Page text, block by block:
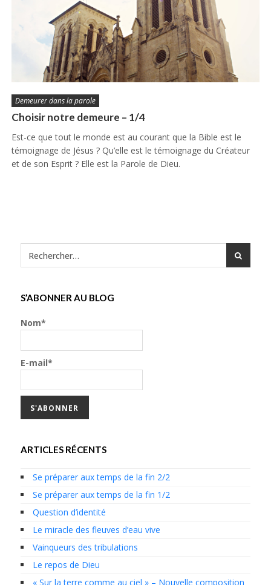
Demeurer dans la parole
Choisir notre demeure – 1/4
Est-ce que tout le monde est au courant que la Bible est le
témoignage de Jésus ? Qu’elle est le témoignage du Créateur
et de son Esprit ? Elle est la Parole de Dieu.
S’ABONNER AU BLOG
Nom*
E-mail*
ARTICLES RÉCENTS
Se préparer aux temps de la fin 2/2
Se préparer aux temps de la fin 1/2
Question d’identité
Le miracle des fleuves d’eau vive
Vainqueurs des tribulations
Le repos de Dieu
« Sur la terre comme au ciel » – Nouvelle composition